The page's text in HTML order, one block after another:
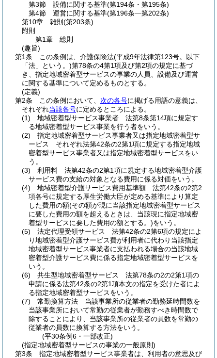
第3節
設備に関する基準(第194条・第195条)
第4節
運営に関する基準(第196条―第202条)
第10章
雑則 (第203条)
附則
第1章
総則
(趣旨)
第1条
この条例は、介護保険法(平成9年法律第123号。以下
「法」という。)第78条の4第1項及び第2項の規定に基づ
き、指定地域密着型サービスの事業の人員、設備及び運営
に関する基準について定めるものとする。
(定義)
第2条
この条例において、 次の各号に掲げる用語の意義は、
それぞれ当該各号に定めるところによる。
(1)
地域密着型サービス事業者 法第8条第14項に規定す
る地域密着型サービス事業を行う者をいう。
(2)
指定地域密着型サービス事業者又は指定地域密着型サ
ービス それぞれ法第42条の2第1項に規定する指定地域
密着型サービス事業者又は指定地域密着型サービスをい
う。
(3)
利用料 法第42条の2第1項に規定する地域密着型介護
サービス費の支給の対象となる費用に係る対価をいう。
(4)
地域密着型介護サービス費用基準額 法第42条の2第2
項各号に規定する厚生労働大臣が定める基準により算定
した費用の額(その額が現に当該指定地域密着型サービス
に要した費用の額を超えるときは、当該現に指定地域密
着型サービスに要した費用の額とする。)をいう。
(5)
法定代理受領サービス 法第42条の2第6項の規定によ
り地域密着型介護サービス費が利用者に代わり当該指定
地域密着型サービス事業者に支払われる場合の当該地域
密着型介護サービス費に係る指定地域密着型サービスを
いう。
(6)
共生型地域密着型サービス 法第78条の2の2第1項の
申請に係る法第42条の2第1項本文の指定を受けた者によ
る指定地域密着型サービスをいう。
(7)
常勤換算方法 当該事業所の従業者の勤務延時間数を
当該事業所において常勤の従業者が勤務すべき時間数で
除することにより、当該事業所の従業者の員数を常勤の
従業者の員数に換算する方法をいう。
(平30条例6・一部改正)
(指定地域密着型サービスの事業の一般原則)
第3条
指定地域密着型サービス事業者は、利用者の意思及び